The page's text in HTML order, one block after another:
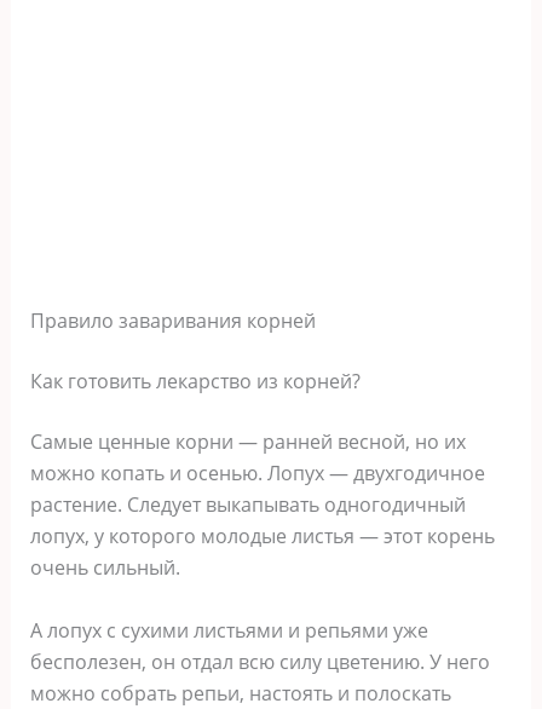
Правило заваривания корней
Как готовить лекарство из корней?
Самые ценные корни — ранней весной, но их
можно копать и осенью. Лопух — двухгодичное
растение. Следует выкапывать одногодичный
лопух, у которого молодые листья — этот корень
очень сильный.
А лопух с сухими листьями и репьями уже
бесполезен, он отдал всю силу цветению. У него
можно собрать репьи, настоять и полоскать